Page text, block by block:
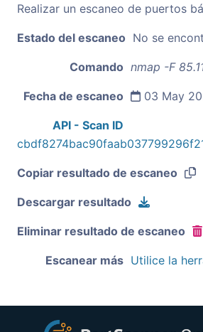
Realizar un escaneo de puertos
Estado del escaneo No se
Comando nmap -F
Fecha de escaneo 03 May
API - Scan ID
Copiar resultado de escaneo
Descargar resultado
Eliminar resultado de escaneo
Escanear más Utilice la